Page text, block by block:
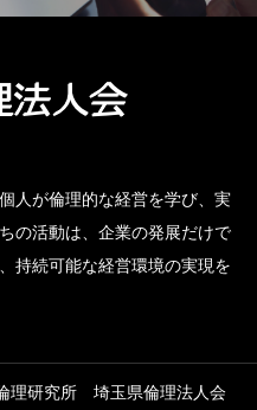
人が倫理的な経営を学び、実
の活動は、企業の発展だけで
持続可能な経営環境の実現を
理研究所 埼玉県倫理法人会